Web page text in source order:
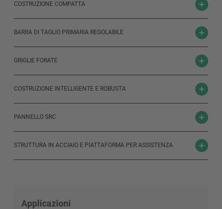
COSTRUZIONE COMPATTA
BARRA DI TAGLIO PRIMARIA REGOLABILE
GRIGLIE FORATE
COSTRUZIONE INTELLIGENTE E ROBUSTA
PANNELLO SRC
STRUTTURA IN ACCIAIO E PIATTAFORMA PER ASSISTENZA
Applicazioni